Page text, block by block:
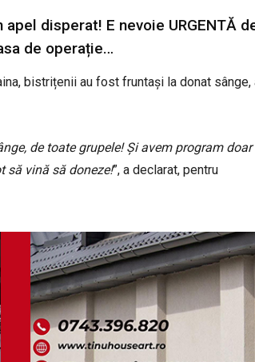
disperat! E nevoie URGENTĂ
de operație…
bistrițenii au fost fruntași la donat sânge,
de toate grupele! Și avem program doar
să vină să doneze!”, a declarat, pentru